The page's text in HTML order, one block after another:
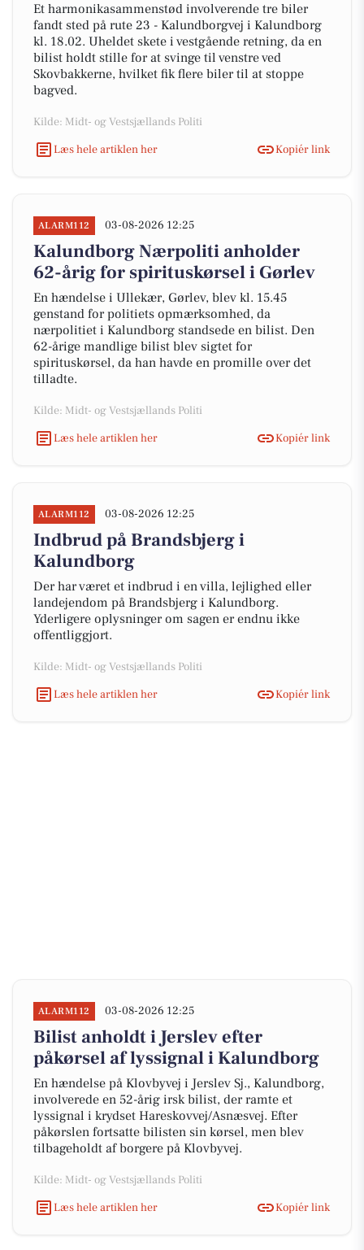
Et harmonikasammenstød involverende tre biler
fandt sted på rute 23 - Kalundborgvej i Kalundborg
kl. 18.02. Uheldet skete i vestgående retning, da en
bilist holdt stille for at svinge til venstre ved
Skovbakkerne, hvilket fik flere biler til at stoppe
bagved.
Kilde: Midt- og Vestsjællands Politi
Læs hele artiklen her
Kopiér link
ALARM112 03-08-2026 12:25
Kalundborg Nærpoliti anholder
62-årig for spirituskørsel i Gørlev
En hændelse i Ullekær, Gørlev, blev kl. 15.45
genstand for politiets opmærksomhed, da
nærpolitiet i Kalundborg standsede en bilist. Den
62-årige mandlige bilist blev sigtet for
spirituskørsel, da han havde en promille over det
tilladte.
Kilde: Midt- og Vestsjællands Politi
Læs hele artiklen her
Kopiér link
ALARM112 03-08-2026 12:25
Indbrud på Brandsbjerg i
Kalundborg
Der har været et indbrud i en villa, lejlighed eller
landejendom på Brandsbjerg i Kalundborg.
Yderligere oplysninger om sagen er endnu ikke
offentliggjort.
Kilde: Midt- og Vestsjællands Politi
Læs hele artiklen her
Kopiér link
ALARM112 03-08-2026 12:25
Bilist anholdt i Jerslev efter
påkørsel af lyssignal i Kalundborg
En hændelse på Klovbyvej i Jerslev Sj., Kalundborg,
involverede en 52-årig irsk bilist, der ramte et
lyssignal i krydset Hareskovvej/Asnæsvej. Efter
påkørslen fortsatte bilisten sin kørsel, men blev
tilbageholdt af borgere på Klovbyvej.
Kilde: Midt- og Vestsjællands Politi
Læs hele artiklen her
Kopiér link